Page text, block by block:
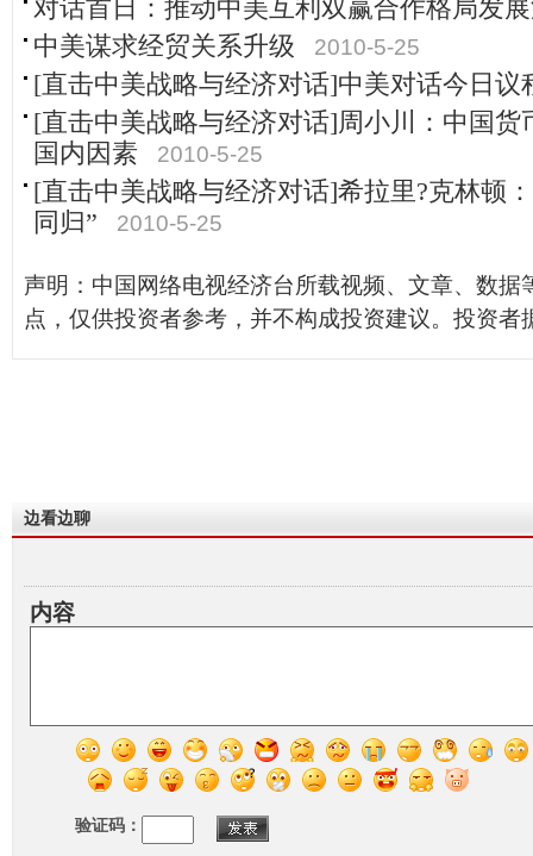
对话首日：推动中美互利双赢合作格局发
中美谋求经贸关系升级
2010-5-25
[直击中美战略与经济对话]中美对话今日议
[直击中美战略与经济对话]周小川：中国货
国内因素
2010-5-25
[直击中美战略与经济对话]希拉里?克林顿
同归”
2010-5-25
声明：中国网络电视经济台所载视频、文章、数据
点，仅供投资者参考，并不构成投资建议。投资者
边看边聊
内容
验证码：